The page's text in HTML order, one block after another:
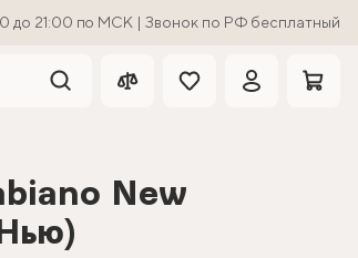
до 21:00 по МСК | Звонок по РФ бесплатный
New